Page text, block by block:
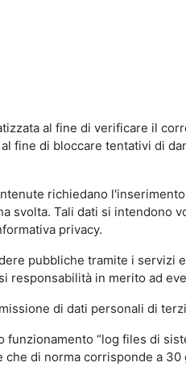
al fine di verificare il
fine di bloccare tentativi di
richiedano
svolta. Tali dati si
privacy.
pubbliche tramite i
responsabilità in merito ad
di dati personali di
“log files di
di norma corrisponde a 30